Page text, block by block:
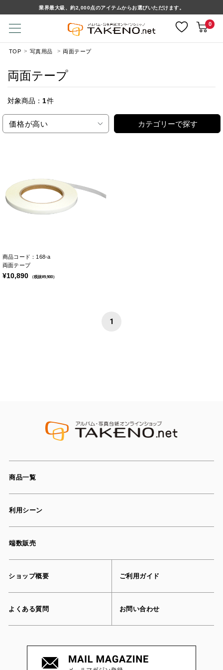
業界最大級、約2,000点のアイテムからお選びいただけます。
0
TOP 写真用品 両面テープ
両面テープ
対象商品： 1件
価格が高い カテゴリーで探す
商品コード：168-a
両面テープ
¥10,890 （税抜¥9,900）
1
商品一覧
利用シーン
端数販売
ショップ概要 ご利用ガイド
よくある質問 お問い合わせ